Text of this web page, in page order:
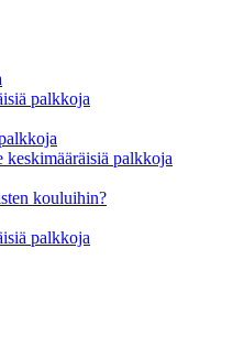
palkkoja
keskimääräisiä palkkoja
kouluihin?
palkkoja